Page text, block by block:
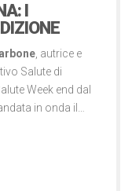
I
, autrice e
Salute di
Week end dal
in onda il…